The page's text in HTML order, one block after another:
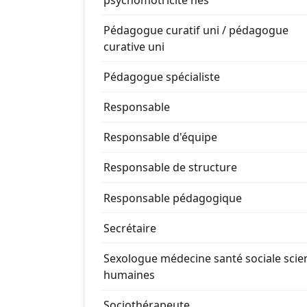
Pédagogue curatif uni / pédagogue
curative uni
Pédagogue spécialiste
Responsable
Responsable d'équipe
Responsable de structure
Responsable pédagogique
Secrétaire
Sexologue médecine santé sociale
humaines